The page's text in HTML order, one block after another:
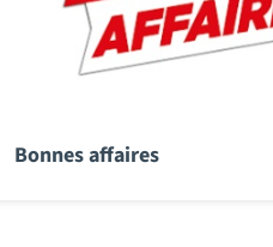
Bonnes affaires